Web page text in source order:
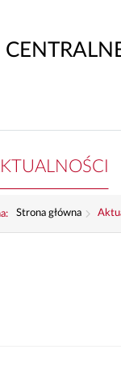
Strona główna